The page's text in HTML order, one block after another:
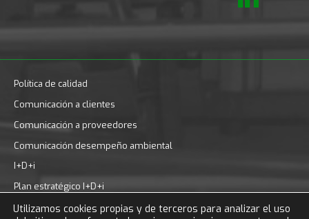
Política de calidad
Comunicación a clientes
Comunicación a proveedores
Comunicación desempeño ambiental
I+D+i
Plan estratégico I+D+i
© Alción 2026 Todos los derechos reservados.
Utilizamos cookies propias y de terceros para analizar el uso